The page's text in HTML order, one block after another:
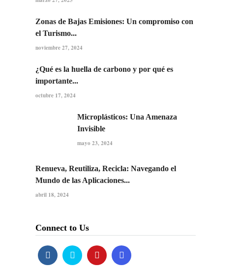
Zonas de Bajas Emisiones: Un compromiso con
el Turismo...
noviembre 27, 2024
¿Qué es la huella de carbono y por qué es
importante...
octubre 17, 2024
Microplásticos: Una Amenaza
Invisible
mayo 23, 2024
Renueva, Reutiliza, Recicla: Navegando el
Mundo de las Aplicaciones...
abril 18, 2024
Connect to Us